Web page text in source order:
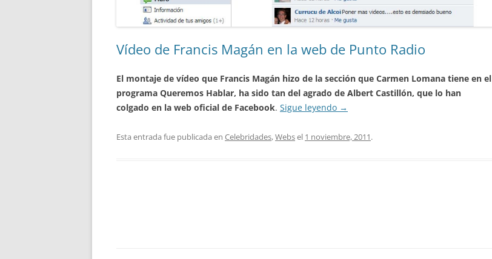
Vídeo de Francis Magán en la web de Punto Radio
El montaje de vídeo que Francis Magán hizo de la sección que Carmen Lomana tiene en el
programa Queremos Hablar, ha sido tan del agrado de Albert Castillón, que lo han
colgado en la web oficial de Facebook. Sigue leyendo →
Esta entrada fue publicada en Celebridades,Websel 1 noviembre, 2011.